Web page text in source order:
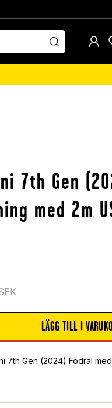
7th Gen
med 2m
LÄGG TILL I
7th Gen (2024) Fodral med